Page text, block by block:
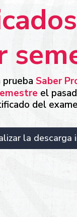
la descarga
Saber
el
del